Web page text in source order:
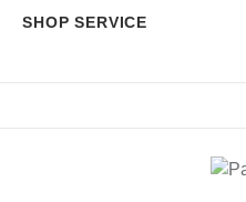
SHOP SERVICE